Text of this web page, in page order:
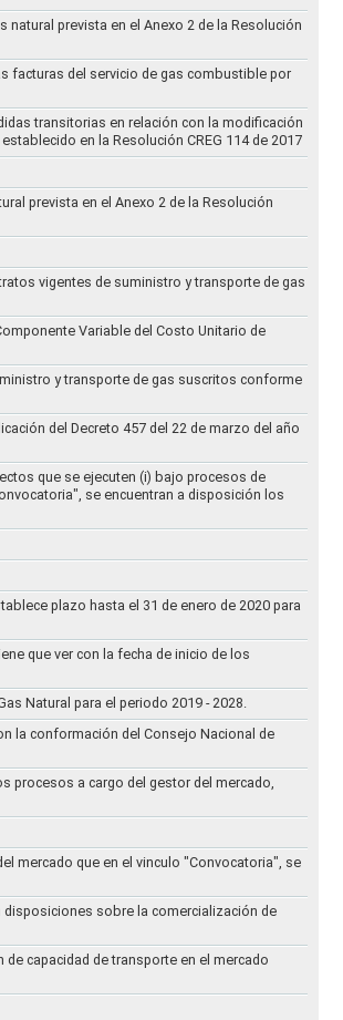
prevista en el Anexo 2 de la Resolución
facturas del servicio de gas combustible por
transitorias en relación con la modificación
en la Resolución CREG 114 de 2017
prevista en el Anexo 2 de la Resolución
vigentes de suministro y transporte de gas
Variable del Costo Unitario de
y transporte de gas suscritos conforme
del Decreto 457 del 22 de marzo del año
que se ejecuten (i) bajo procesos de
se encuentran a disposición los
plazo hasta el 31 de enero de 2020 para
que ver con la fecha de inicio de los
Natural para el periodo 2019 - 2028.
la conformación del Consejo Nacional de
procesos a cargo del gestor del mercado,
mercado que en el vinculo "Convocatoria", se
disposiciones sobre la comercialización de
capacidad de transporte en el mercado